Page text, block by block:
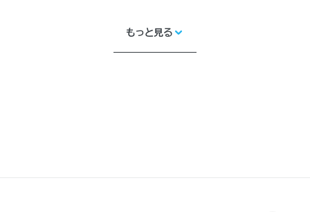
っておりますので、是非ご来場ください。
もっと見る